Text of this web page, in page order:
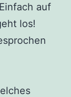
auf
los!